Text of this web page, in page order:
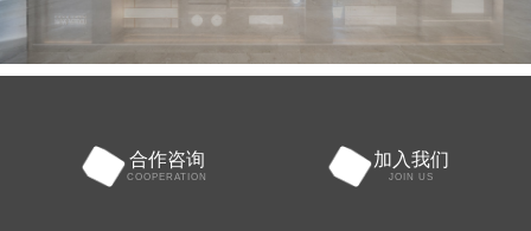
合作咨询
COOPERATION
加入我们
JOIN US